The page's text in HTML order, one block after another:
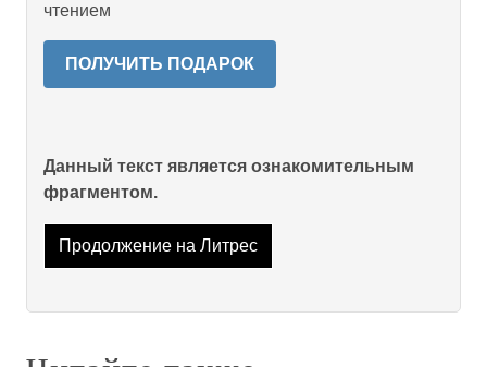
чтением
ПОЛУЧИТЬ ПОДАРОК
Данный текст является ознакомительным
фрагментом.
Продолжение на Литрес